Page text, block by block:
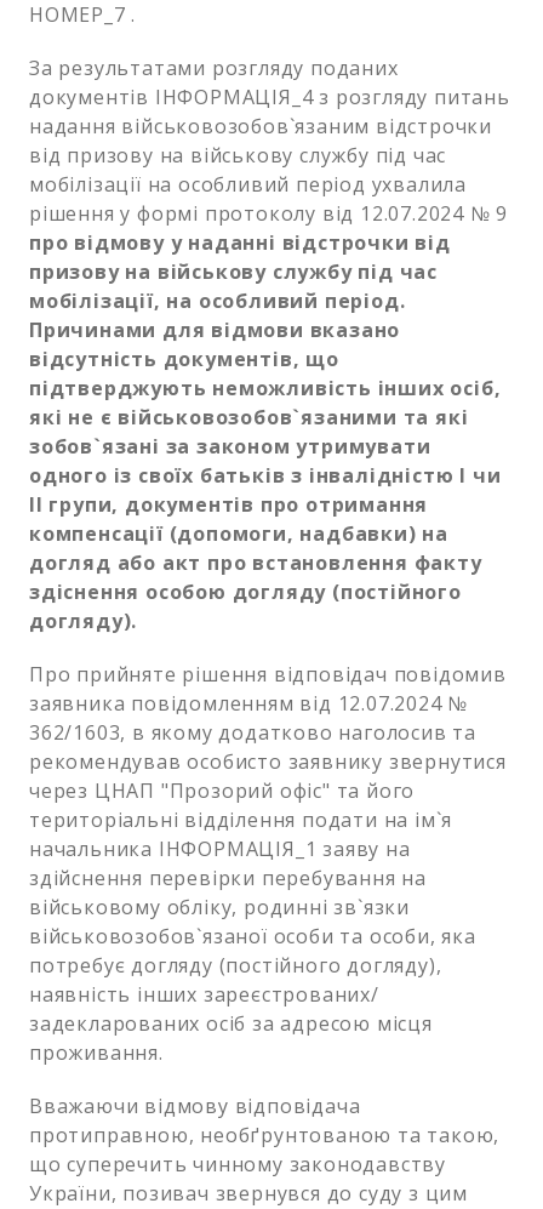
НОМЕР_7 .
За результатами розгляду поданих
документів ІНФОРМАЦІЯ_4 з розгляду питань
надання військовозобов`язаним відстрочки
від призову на військову службу під час
мобілізації на особливий період ухвалила
рішення у формі протоколу від 12.07.2024 № 9
про відмову у наданні відстрочки від
призову на військову службу під час
мобілізації, на особливий період.
Причинами для відмови вказано
відсутність документів, що
підтверджують неможливість інших осіб,
які не є військовозобов`язаними та які
зобов`язані за законом утримувати
одного із своїх батьків з інвалідністю І чи
ІІ групи, документів про отримання
компенсації (допомоги, надбавки) на
догляд або акт про встановлення факту
здіснення особою догляду (постійного
догляду).
Про прийняте рішення відповідач повідомив
заявника повідомленням від 12.07.2024 №
362/1603, в якому додатково наголосив та
рекомендував особисто заявнику звернутися
через ЦНАП "Прозорий офіс" та його
територіальні відділення подати на ім`я
начальника ІНФОРМАЦІЯ_1 заяву на
здійснення перевірки перебування на
військовому обліку, родинні зв`язки
військовозобов`язаної особи та особи, яка
потребує догляду (постійного догляду),
наявність інших зареєстрованих/
задекларованих осіб за адресою місця
проживання.
Вважаючи відмову відповідача
протиправною, необґрунтованою та такою,
що суперечить чинному законодавству
України, позивач звернувся до суду з цим